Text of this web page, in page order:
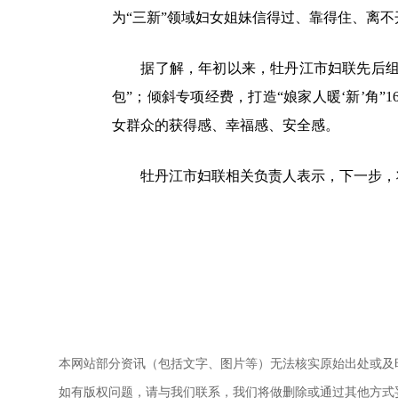
为“三新”领域妇女姐妹信得过、靠得住、离不
据了解，年初以来，牡丹江市妇联先后组
包”；倾斜专项经费，打造“娘家人暖‘新’角
女群众的获得感、幸福感、安全感。
牡丹江市妇联相关负责人表示，下一步，
本网站部分资讯（包括文字、图片等）无法核实原始出处或
如有版权问题，请与我们联系，我们将做删除或通过其他方式